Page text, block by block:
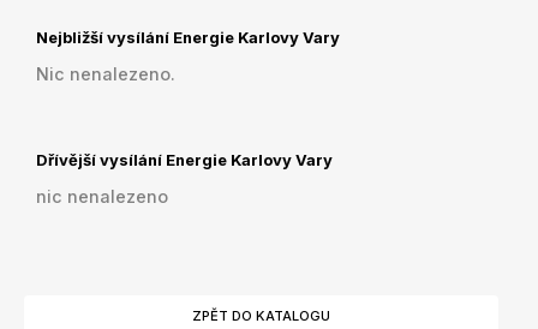
Nejbližší vysílání Energie Karlovy Vary
Nic nenalezeno.
Dřívější vysílání Energie Karlovy Vary
nic nenalezeno
ZPĚT DO KATALOGU